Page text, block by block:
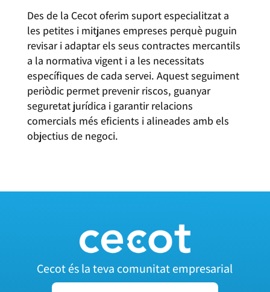
Des de la Cecot oferim suport especialitzat a
les petites i mitjanes empreses perquè puguin
revisar i adaptar els seus contractes mercantils
a la normativa vigent i a les necessitats
específiques de cada servei. Aquest seguiment
periòdic permet prevenir riscos, guanyar
seguretat jurídica i garantir relacions
comercials més eficients i alineades amb els
objectius de negoci.
Cecot és la teva comunitat empresarial